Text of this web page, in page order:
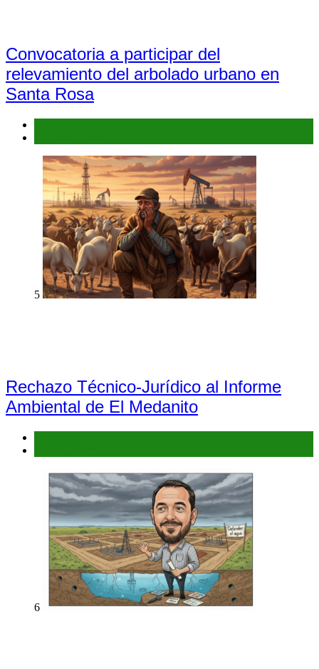
Convocatoria a participar del
relevamiento del arbolado urbano en
Santa Rosa
5
Rechazo Técnico-Jurídico al Informe
Ambiental de El Medanito
6